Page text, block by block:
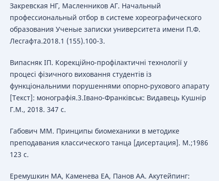
Закревская НГ, Масленников АГ. Начальный
профессиональный отбор в системе хореографического
образования Ученые записки университета имени П.Ф.
Лесгафта.2018.1 (155).100-3.
Випасняк ІП. Корекційно-профілактичні технології у
процесі фізичного виховання студентів із
функціональними порушеннями опорно-рухового апарату
[Текст]: монографія.3.Івано-Франківськ: Видавець Кушнір
Г.М., 2018. 347 с.
Габович ММ. Принципы биомеханики в методике
преподавания классического танца [дисертация]. М.;1986
123 с.
Еремушкин МА, Каменева ЕА, Панов АА. Акутейпинг: